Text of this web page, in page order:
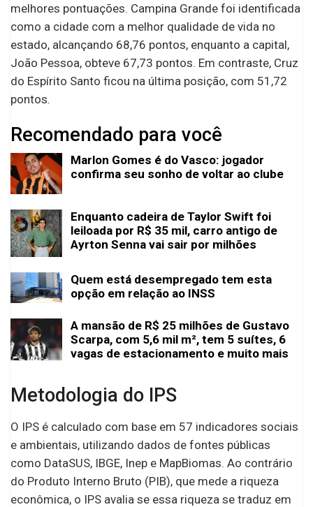
melhores pontuações. Campina Grande foi identificada
como a cidade com a melhor qualidade de vida no
estado, alcançando 68,76 pontos, enquanto a capital,
João Pessoa, obteve 67,73 pontos. Em contraste, Cruz
do Espírito Santo ficou na última posição, com 51,72
pontos.
Recomendado para você
Marlon Gomes é do Vasco: jogador
confirma seu sonho de voltar ao clube
Enquanto cadeira de Taylor Swift foi
leiloada por R$ 35 mil, carro antigo de
Ayrton Senna vai sair por milhões
Quem está desempregado tem esta
opção em relação ao INSS
A mansão de R$ 25 milhões de Gustavo
Scarpa, com 5,6 mil m², tem 5 suítes, 6
vagas de estacionamento e muito mais
Metodologia do IPS
O IPS é calculado com base em 57 indicadores sociais
e ambientais, utilizando dados de fontes públicas
como DataSUS, IBGE, Inep e MapBiomas. Ao contrário
do Produto Interno Bruto (PIB), que mede a riqueza
econômica, o IPS avalia se essa riqueza se traduz em